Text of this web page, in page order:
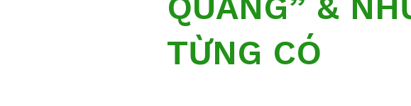
TỪNG CÓ